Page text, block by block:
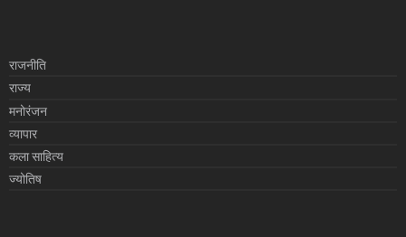
राजनीति
राज्य
मनोरंजन
व्यापार
कला साहित्य
ज्योतिष